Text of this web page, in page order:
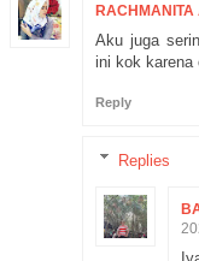
Aku juga
ini kok karena
Reply
Replies